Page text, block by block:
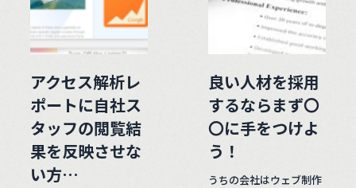
アクセス解析レ
ポートに自社ス
タッフの閲覧結
果を反映させな
い方…
良い人材を採用
するならまず〇
〇に手をつけよ
う！
うちの会社はウェブ制作